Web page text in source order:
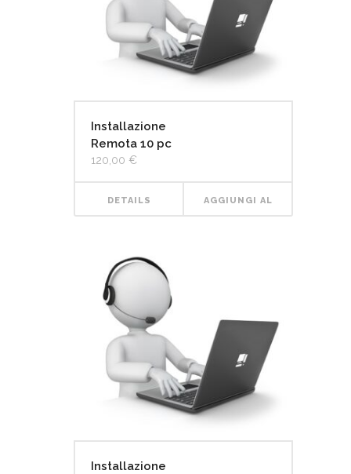
Installazione
Remota 10 pc
120,00 €
DETAILS AGGIUNGI AL
Installazione